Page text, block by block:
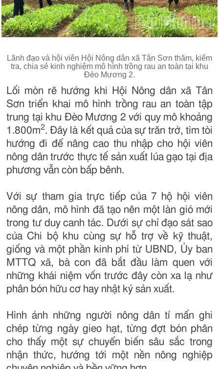
Lãnh đạo và hội viên Hội Nông dân xã Tân Sơn thăm, kiểm
tra, chia sẻ kinh nghiệm mô hình trồng rau an toàn tại khu
Đèo Mương 2.
Lối mòn rẽ hướng khi Hội Nông dân xã Tân
Sơn triển khai mô hình trồng rau an toàn tập
trung tại khu Đèo Mương 2 với quy mô khoảng
1.800m2. Đây là kết quả của sự trăn trở, tìm tòi
hướng đi để nâng cao thu nhập cho hội viên
nông dân trước thực tế sản xuất lúa gạo tại địa
phương vẫn còn bấp bênh.
Với sự tham gia trực tiếp của 7 hộ hội viên
nông dân, mô hình đã tạo nên một làn gió mới
trong tư duy canh tác. Dưới sự chỉ đạo sát sao
của Chi bộ khu cùng sự hỗ trợ về kỹ thuật,
giống và một phần kinh phí từ UBND, Ủy ban
MTTQ xã, bà con đã bắt đầu làm quen với
những khái niệm vốn trước đây còn xa lạ như
phân bón hữu cơ hay nhật ký sản xuất.
Hình ảnh những người nông dân tỉ mẩn ghi
chép từng ngày gieo hạt, từng đợt bón phân
cho thấy một sự chuyển biến sâu sắc trong
nhận thức, hướng tới một nền nông nghiệp